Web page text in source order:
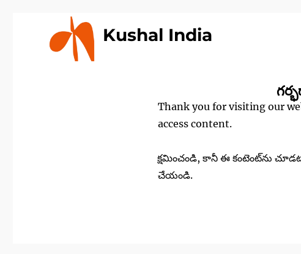
Kushal India
Thank you for visiting our
access content.
క్షమించండి, కానీ ఈ కంటెంట్‌ను
చేయండి.